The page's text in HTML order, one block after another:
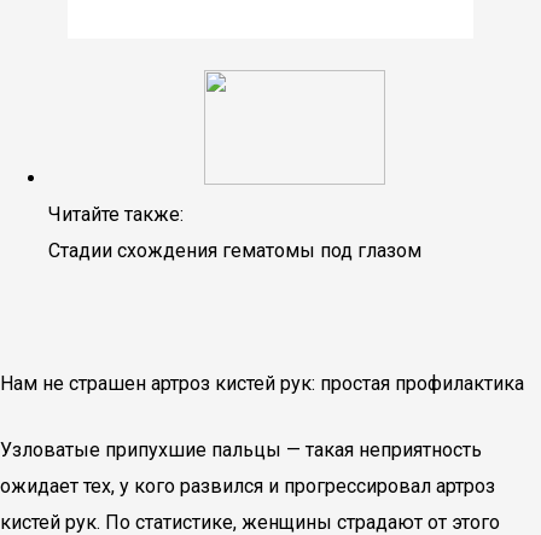
Читайте также:
Стадии схождения гематомы под глазом
Нам не страшен артроз кистей рук: простая профилактика
Узловатые припухшие пальцы — такая неприятность
ожидает тех, у кого развился и прогрессировал артроз
кистей рук. По статистике, женщины страдают от этого